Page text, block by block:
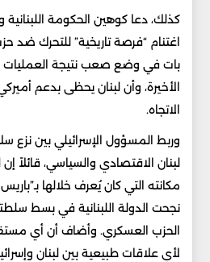
كذلك، دعا كوهين الحكومة اللبنانية
اغتنام “فرصة تاريخية” للتحرك ضد
بات في وضع صعب نتيجة العمليات
الأخيرة، وأن لبنان يحظى بدعم
الاتجاه.
وربط المسؤول الإسرائيلي بين نزع
لبنان الاقتصادي والسياسي، قائلاً
مكانته التي كان يُعرف خلالها
نجحت الدولة اللبنانية في بسط
الحزب العسكري. وأضاف أن أي
لأي علاقات طبيعية بين لبنان